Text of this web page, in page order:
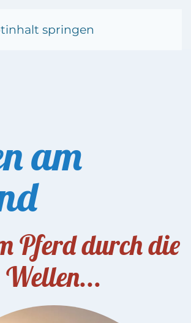
springen
am
Pferd durch die
Wellen...